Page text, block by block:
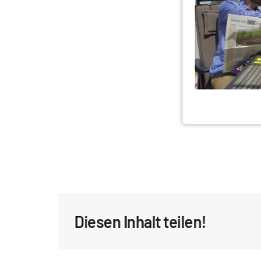
Diesen Inhalt teilen!